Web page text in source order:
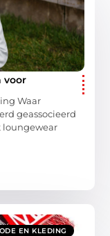
voor
Waar
geassocieerd
loungewear
EN KLEDING